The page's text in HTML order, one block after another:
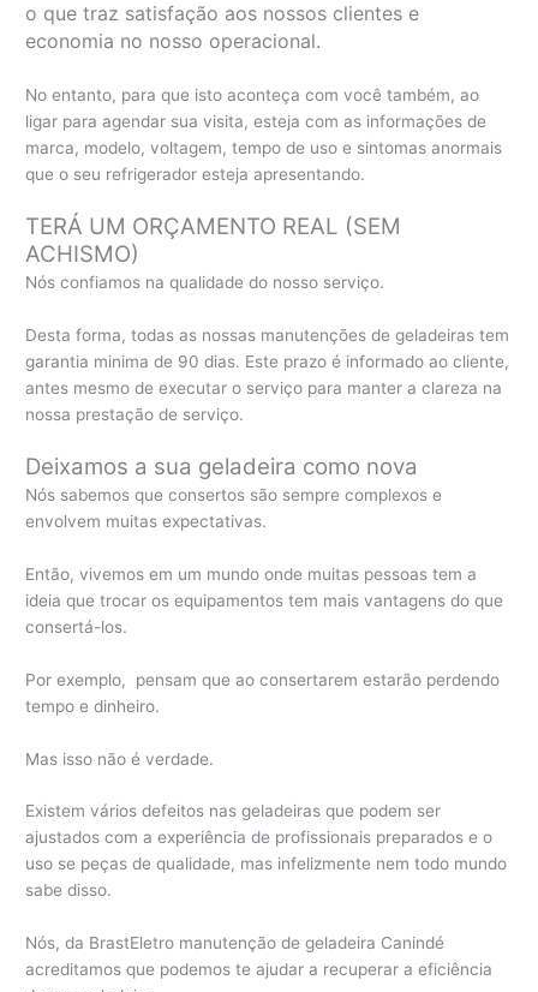
o que traz satisfação aos nossos clientes e
economia no nosso operacional.
No entanto, para que isto aconteça com você também, ao
ligar para agendar sua visita, esteja com as informações de
marca, modelo, voltagem, tempo de uso e sintomas anormais
que o seu refrigerador esteja apresentando.
TERÁ UM ORÇAMENTO REAL (SEM
ACHISMO)
Nós confiamos na qualidade do nosso serviço.
Desta forma, todas as nossas manutenções de geladeiras tem
garantia minima de 90 dias. Este prazo é informado ao cliente,
antes mesmo de executar o serviço para manter a clareza na
nossa prestação de serviço.
Deixamos a sua geladeira como nova
Nós sabemos que consertos são sempre complexos e
envolvem muitas expectativas.
Então, vivemos em um mundo onde muitas pessoas tem a
ideia que trocar os equipamentos tem mais vantagens do que
consertá-los.
Por exemplo, pensam que ao consertarem estarão perdendo
tempo e dinheiro.
Mas isso não é verdade.
Existem vários defeitos nas geladeiras que podem ser
ajustados com a experiência de profissionais preparados e o
uso se peças de qualidade, mas infelizmente nem todo mundo
sabe disso.
Nós, da BrastEletro manutenção de geladeira Canindé
acreditamos que podemos te ajudar a recuperar a eficiência